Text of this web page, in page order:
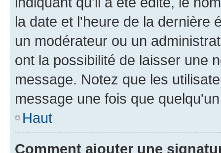
la date et l'heure de la dernière
un modérateur ou un
ont la possibilité de laisser une
message. Notez que les
message une fois que
Haut
Comment ajouter une